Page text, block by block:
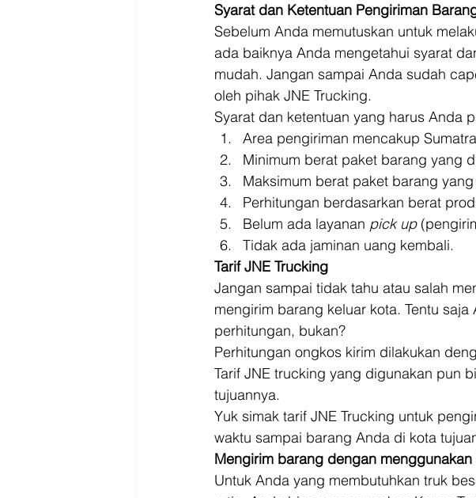
Syarat dan Ketentuan Pengiriman
Sebelum Anda memutuskan untuk
ada baiknya Anda mengetahui syarat
mudah. Jangan sampai Anda sudah
oleh pihak JNE Trucking.
Syarat dan ketentuan yang harus Anda
Area pengiriman mencakup
Minimum berat paket barang yang
Maksimum berat paket barang
Perhitungan berdasarkan berat
Belum ada layanan pick up
Tidak ada jaminan uang kembali.
Tarif JNE Trucking
Jangan sampai tidak tahu atau salah
mengirim barang keluar kota. Tentu
perhitungan, bukan?
Perhitungan ongkos kirim dilakukan
Tarif JNE trucking yang digunakan pun
tujuannya.
Yuk simak tarif JNE Trucking untuk
waktu sampai barang Anda di kota
Mengirim barang dengan
Untuk Anda yang membutuhkan truk